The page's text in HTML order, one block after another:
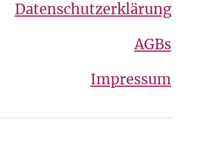
Datenschutzerklärung
AGBs
Impressum